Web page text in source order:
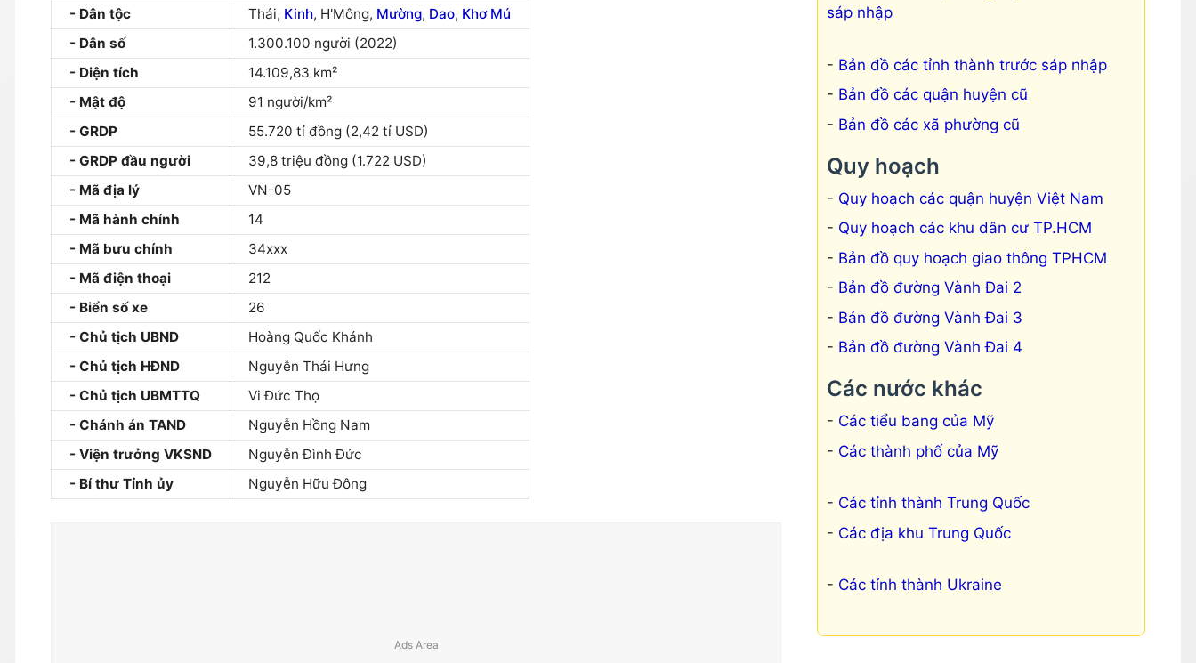
Dân tộc
Thái, Kinh, H'Mông, Mường, Dao, Khơ Mú
Dân số
1.300.100 người (2022)
Diện tích
14.109,83 km²
Mật độ
91 người/km²
GRDP
55.720 tỉ đồng (2,42 tỉ USD)
GRDP đầu người
39,8 triệu đồng (1.722 USD)
Mã địa lý
VN-05
Mã hành chính
14
Mã bưu chính
34xxx
Mã điện thoại
212
Biển số xe
26
Chủ tịch UBND
Hoàng Quốc Khánh
Chủ tịch HĐND
Nguyễn Thái Hưng
Chủ tịch UBMTTQ
Vi Đức Thọ
Chánh án TAND
Nguyễn Hồng Nam
Viện trưởng VKSND
Nguyễn Đình Đức
Bí thư Tỉnh ủy
Nguyễn Hữu Đông
sáp nhập
Bản đồ các tỉnh thành trước sáp nhập
Bản đồ các quận huyện cũ
Bản đồ các xã phường cũ
Quy hoạch
Quy hoạch các quận huyện Việt Nam
Quy hoạch các khu dân cư TP.HCM
Bản đồ quy hoạch giao thông TPHCM
Bản đồ đường Vành Đai 2
Bản đồ đường Vành Đai 3
Bản đồ đường Vành Đai 4
Các nước khác
Các tiểu bang của Mỹ
Các thành phố của Mỹ
Các tỉnh thành Trung Quốc
Các địa khu Trung Quốc
Các tỉnh thành Ukraine